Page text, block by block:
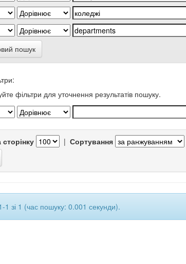
пошук
фільтри для уточнення результатів пошуку.
| Сортування
1 зі 1 (час пошуку: 0.001 секунди).